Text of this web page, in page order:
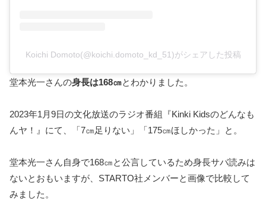
Koichi Domoto(@koichi.domoto_kd_51)がシェアした投稿
堂本光一さんの身長は168㎝とわかりました。
2023年1月9日の文化放送のラジオ番組『Kinki Kidsのどんなも
んヤ！』にて、「7㎝足りない」「175㎝ほしかった」と。
堂本光一さん自身で168㎝と公言しているため身長サバ読みは
ないとおもいますが、STARTO社メンバーと画像で比較して
みました。